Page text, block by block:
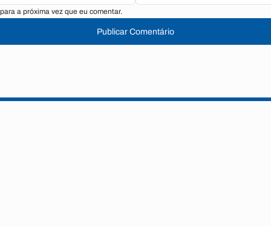
a próxima vez que eu comentar.
Publicar Comentário